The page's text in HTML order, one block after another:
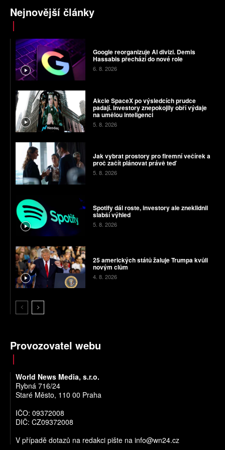
Nejnovější články
Google reorganizuje AI divizi. Demis
Hassabis přechází do nové role
6. 8. 2026
Akcie SpaceX po výsledcích prudce
padají. Investory znepokojily obří výdaje
na umělou inteligenci
5. 8. 2026
Jak vybrat prostory pro firemní večírek a
proč začít plánovat právě teď
5. 8. 2026
Spotify dál roste, investory ale zneklidnil
slabší výhled
5. 8. 2026
25 amerických států žaluje Trumpa kvůli
novým clům
4. 8. 2026
Provozovatel webu
World News Media, s.r.o.
Rybná 716/24
Staré Město, 110 00 Praha
IČO: 09372008
DIČ: CZ09372008
V případě dotazů na redakci pište na info@wn24.cz